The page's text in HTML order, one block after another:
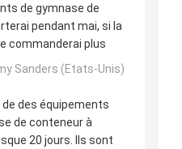
de gymnase de
pendant mai, si la
commanderai plus
Sanders (Etats-Unis)
des équipements
de conteneur à
20 jours. Ils sont